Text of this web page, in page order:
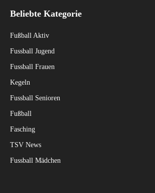
Beliebte Kategorie
Fußball Aktiv
Fussball Jugend
Fussball Frauen
Kegeln
Fussball Senioren
Fußball
Fasching
TSV News
Fussball Mädchen